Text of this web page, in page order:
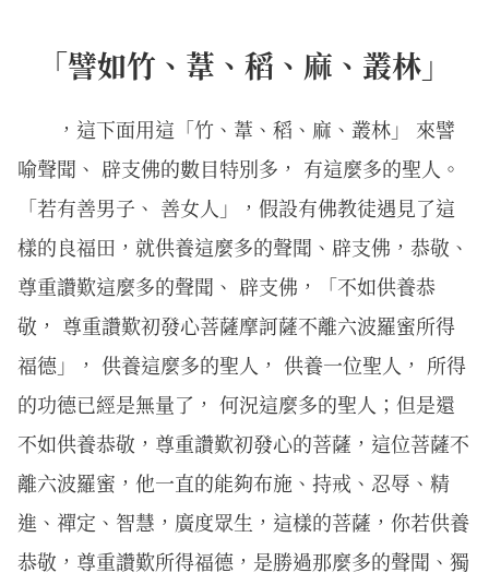
「譬如竹、葦、稻、麻、叢林」
，這下面用這「竹、葦、稻、麻、叢林」 來譬
喻聲聞、 辟支佛的數目特別多， 有這麼多的聖人。
「若有善男子、 善女人」，假設有佛教徒遇見了這
樣的良福田，就供養這麼多的聲聞、辟支佛，恭敬、
尊重讚歎這麼多的聲聞、 辟支佛，「不如供養恭
敬， 尊重讚歎初發心菩薩摩訶薩不離六波羅蜜所得
福德」， 供養這麼多的聖人， 供養一位聖人， 所得
的功德已經是無量了， 何況這麼多的聖人；但是還
不如供養恭敬，尊重讚歎初發心的菩薩，這位菩薩不
離六波羅蜜，他一直的能夠布施、持戒、忍辱、精
進、禪定、智慧，廣度眾生，這樣的菩薩，你若供養
恭敬，尊重讚歎所得福德，是勝過那麼多的聲聞、獨